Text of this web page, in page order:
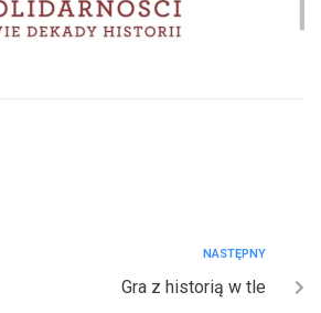
NASTĘPNY
Gra z historią w tle